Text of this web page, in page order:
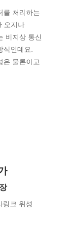
를 처리하는
오지나
비지상 통신
식인데요.
은 물론이고